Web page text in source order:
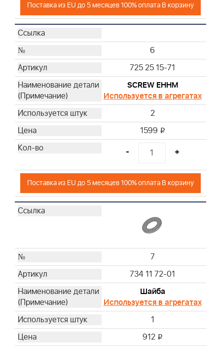
Поставка из EU до 5 месяцев 100% оплата В корзину
6
725 25 15-71
SCREW EHHM
Используется в агрегатах
2
1599 i
- +
Поставка из EU до 5 месяцев 100% оплата В корзину
7
734 11 72-01
Шайба
Используется в агрегатах
1
912 i